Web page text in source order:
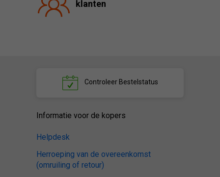
klanten
ControleerBestelstatus
Informatie voor de kopers
Helpdesk
Herroeping van de overeenkomst
(omruiling of retour)